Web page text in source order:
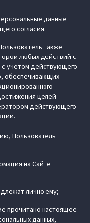
данные
согласия.
также
любых действий с
учетом действующего
обеспечивающих
целей
действующего
Пользователь
на Сайте
лично ему;
прочитано настоящее
данных,